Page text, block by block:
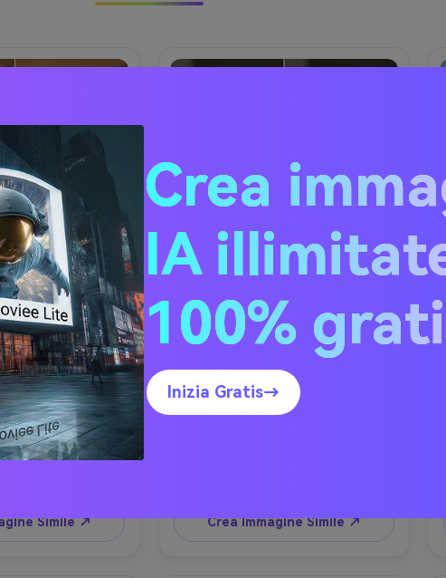
Calda da
dei denti per
tungsteno caldo,
posa e tonalità
preservando
--ar 4:5
Simile ↗
Matrimonio
Crea un sorriso da matrimonio più
l’illuminazione morbida, mantieni la
texture realistica dello smalto --ar
Crea Immagine Simile ↗
Crea
IA
100%
Inizia Gratis→